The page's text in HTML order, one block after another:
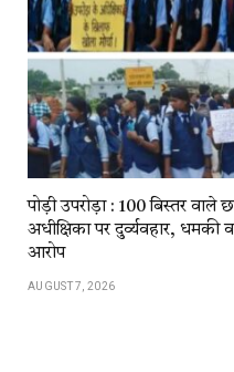
पोड़ी उपरोड़ा : 100 बिस्तर वाले
अधीक्षिका पर दुर्व्यवहार, धमकी
आरोप
AUGUST 7, 2026